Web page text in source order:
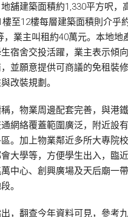
舖建築面積約1,330平方呎，
至12樓每層建築面積則介乎
，業主叫租約40萬元。本地地
宿舍交投活躍，業主表示傾
並願意提供可商議的免租裝
改裝規劃。
，物業周邊配套完善，與港
網絡覆蓋範圍廣泛，附近設
。加上物業鄰近多所大專院
大學等，方便學生出入，臨
中心、創興廣場及天后廟一
。
，翻查今年資料可見，參考